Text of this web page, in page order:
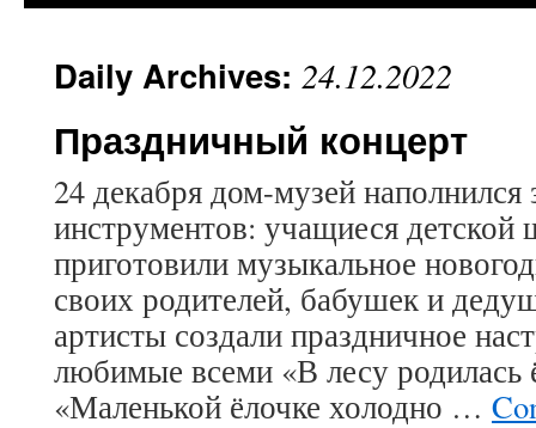
Daily Archives: 24.12.2022
Праздничный концерт
24 декабря дом-музей
инструментов: учащиеся
приготовили музыкальное
своих родителей, бабушек и
артисты создали праздничное
любимые всеми «В лесу родилась
«Маленькой ёлочке холодно …